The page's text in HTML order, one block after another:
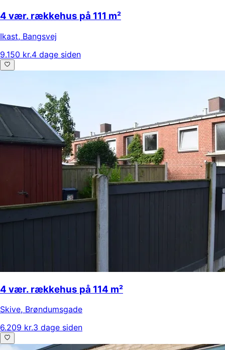
4 vær. rækkehus på 111 m²
Ikast, Bangsvej
9.150 kr.4 dage siden
4 vær. rækkehus på 114 m²
Skive, Brøndumsgade
6.209 kr.3 dage siden